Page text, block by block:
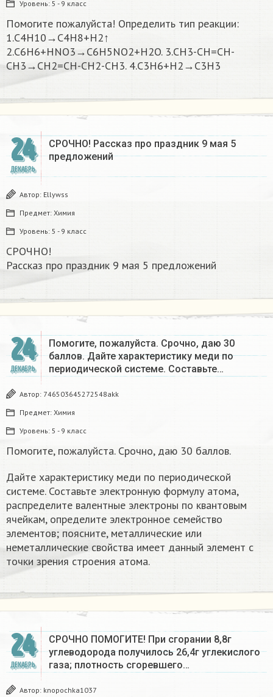
Уровень: 5 - 9 класс
Помогите пожалуйста! Определить тип реакции:
1.C4H10→C4H8+H2↑
2.C6H6+HNO3→C6H5NO2+H2O. 3.CH3-CH=CH-
CH3→CH2=CH-CH2-CH3. 4.C3H6+H2→C3H3
24
ДЕКАБРЬ
СРОЧНО! Рассказ про праздник 9 мая 5
предложений
Автор: Ellywss
Предмет: Химия
Уровень: 5 - 9 класс
СРОЧНО!
Рассказ про праздник 9 мая 5 предложений
24
ДЕКАБРЬ
Помогите, пожалуйста. Срочно, даю 30
баллов. Дайте характеристику меди по
периодической системе. Составьте…
Автор: 746503645272548akk
Предмет: Химия
Уровень: 5 - 9 класс
Помогите, пожалуйста. Срочно, даю 30 баллов.
Дайте характеристику меди по периодической
системе. Составьте электронную формулу атома,
распределите валентные электроны по квантовым
ячейкам, определите электронное семейство
элементов; поясните, металлические или
неметаллические свойства имеет данный элемент с
точки зрения строения атома.
24
ДЕКАБРЬ
СРОЧНО ПОМОГИТЕ! При сгорании 8,8г
углеводорода получилось 26,4г углекислого
газа; плотность сгоревшего…
Автор: knopochka1037